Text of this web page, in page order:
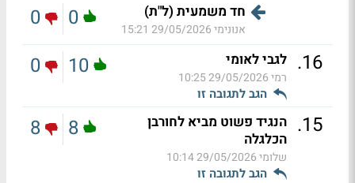
חד משמעית (ל"ת)
אנונימי29/05/2026 15:21
0
0
16
. לגבי לאומי
רמי29/05/2026 10:25
הגב לתגובה זו
10
0
15
. הנגיד פשוט מביא לחורבן
הכלגלה
שלומי29/05/2026 10:14
הגב לתגובה זו
8
8